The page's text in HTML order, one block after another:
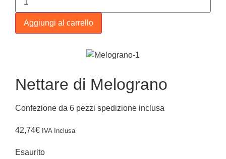
Aggiungi al carrello
Nettare di Melograno
Confezione da 6 pezzi spedizione inclusa
42,74€ IVA Inclusa
Esaurito